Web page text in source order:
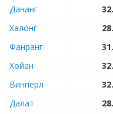
Дананг
Халонг
Фанранг
Хойан
Винперл
Далат